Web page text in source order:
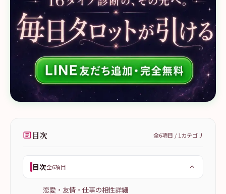
目次 全6項目 / 1カテゴリ
目次全6項目
恋愛・友情・仕事の相性詳細